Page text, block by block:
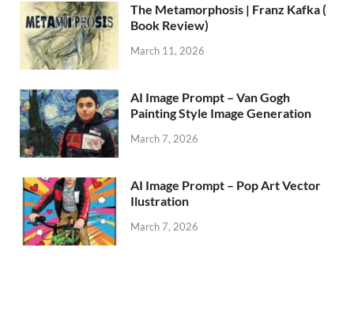
The Metamorphosis | Franz Kafka (
Book Review)
March 11, 2026
AI Image Prompt – Van Gogh
Painting Style Image Generation
March 7, 2026
AI Image Prompt – Pop Art Vector
Ilustration
March 7, 2026